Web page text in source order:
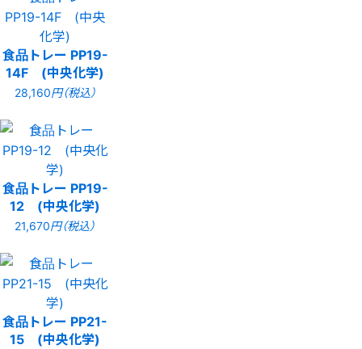
食品トレー PP19-
14F (中央化学)
28,160円（税込）
食品トレー PP19-
12 (中央化学)
21,670円（税込）
食品トレー PP21-
15 (中央化学)